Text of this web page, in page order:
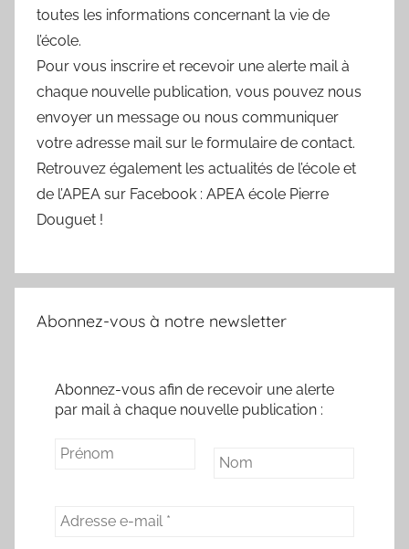
toutes les informations concernant la vie de
l’école.
Pour vous inscrire et recevoir une alerte mail à
chaque nouvelle publication, vous pouvez nous
envoyer un message ou nous communiquer
votre adresse mail sur le formulaire de contact.
Retrouvez également les actualités de l’école et
de l’APEA sur Facebook : APEA école Pierre
Douguet !
Abonnez-vous à notre newsletter
Abonnez-vous afin de recevoir une alerte
par mail à chaque nouvelle publication :